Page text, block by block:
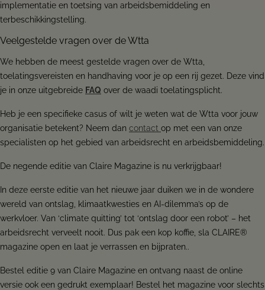
implementatie en toetsing van arbeidsbemiddeling en
terbeschikkingstelling.
Veelgestelde vragen over de Wtta
We hebben de meest gestelde vragen over de Wtta,
toelatingsvereisten en handhaving voor je op een rij gezet. Deze vind
je in onze uitgebreide FAQ over de waadi toelatingsplicht.
Heb je een specifieke casus of wilt je weten wat de Wtta voor jouw
organisatie betekent? Neem dan contact op met een van onze
specialisten op het gebied van arbeidsrecht en arbeidsbemiddeling.
De negende editie van Claire Magazine is nu verkrijgbaar!
In deze eerste editie van het nieuwe jaar duiken we in de wondere
wereld van ontslag, klimaatkwesties en AI-dilemma’s op de
werkvloer. Van ‘climate quitting’ tot ‘ontslag door een robot’ – het
arbeidsrecht verveelt nooit. Dus pak een kop koffie, sla CLAIRE®
magazine open en laat je verrassen en bijpraten..
Bestel editie 9 van Claire Magazine en ontvang naast de online
versie ook een gedrukt exemplaar! Bestel het magazine voor slechts